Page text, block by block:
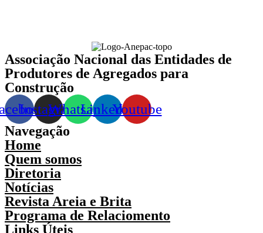
Associação Nacional das Entidades de
Produtores de Agregados para
Construção
InstagramWhatsappLinkedinYoutube
Navegação
Home
Quem somos
Diretoria
Notícias
Revista Areia e Brita
Programa de Relaciomento
Links Úteis